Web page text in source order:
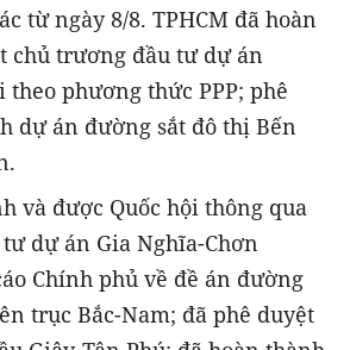
từ ngày 8/8. TPHCM đã hoàn
chủ trương đầu tư dự án
theo phương thức PPP; phê
dự án đường sắt đô thị Bến
và được Quốc hội thông qua
dự án Gia Nghĩa-Chơn
Chính phủ về đề án đường
trục Bắc-Nam; đã phê duyệt